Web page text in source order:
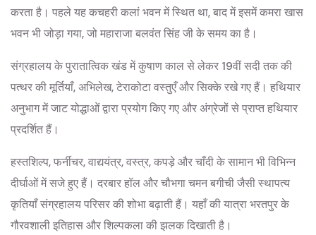
करता है। पहले यह कचहरी कलां भवन में स्थित था, बाद में इसमें कमरा खास
भवन भी जोड़ा गया, जो महाराजा बलवंत सिंह जी के समय का है।
संग्रहालय के पुरातात्विक खंड में कुषाण काल से लेकर 19वीं सदी तक की
पत्थर की मूर्तियाँ, अभिलेख, टेराकोटा वस्तुएँ और सिक्के रखे गए हैं। हथियार
अनुभाग में जाट योद्धाओं द्वारा प्रयोग किए गए और अंग्रेजों से प्राप्त हथियार
प्रदर्शित हैं।
हस्तशिल्प, फर्नीचर, वाद्ययंत्र, वस्त्र, कपड़े और चाँदी के सामान भी विभिन्न
दीर्घाओं में सजे हुए हैं। दरबार हॉल और चौभगा चमन बगीची जैसी स्थापत्य
कृतियाँ संग्रहालय परिसर की शोभा बढ़ाती हैं। यहाँ की यात्रा भरतपुर के
गौरवशाली इतिहास और शिल्पकला की झलक दिखाती है।